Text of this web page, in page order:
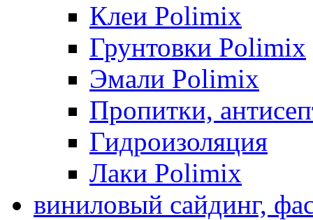
Клеи Polimix
Грунтовки Polimix
Эмали Polimix
Пропитки,
Гидроизоляция
Лаки Polimix
виниловый сайдинг,